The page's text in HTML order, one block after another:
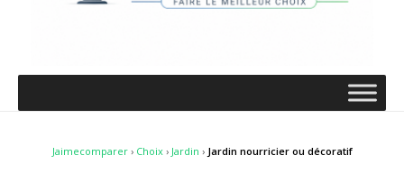
Jaimecomparer› Choix› Jardin › Jardin nourricier ou décoratif